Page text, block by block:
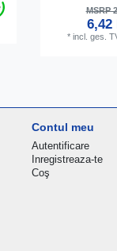
MSRP
6,42
* incl. ges.
Contul meu
Autentificare
Inregistreaza-te
Coş